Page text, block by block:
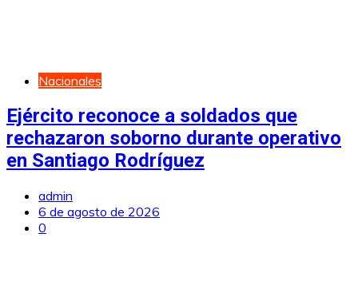
Nacionales
Ejército reconoce a soldados que
rechazaron soborno durante operativo
en Santiago Rodríguez
admin
6 de agosto de 2026
0